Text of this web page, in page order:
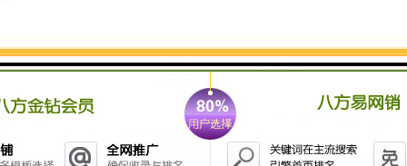
等辅助材料，实现透光、隔热等附加功能。
例如，在需要自然采光的区域，采用仿古琉璃采光板与
彩钢板结合的设计，既能保持围挡的稳固性，又能改善
内部光线条件，体现实用与美感的平衡。
全流程服务，从生产到安装